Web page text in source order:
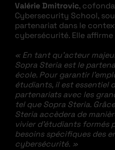
Valérie Dmitrovic,
Cybersecurity School,
partenariat dans le
cybersécurité. Elle affirme
« En tant qu’acteur
Sopra Steria est le
école. Pour garantir
étudiants, il est essentiel
partenariats avec les
tel que Sopra Steria.
Steria accèdera de
vivier d’étudiants formés
besoins spécifiques des
cybersécurité. »